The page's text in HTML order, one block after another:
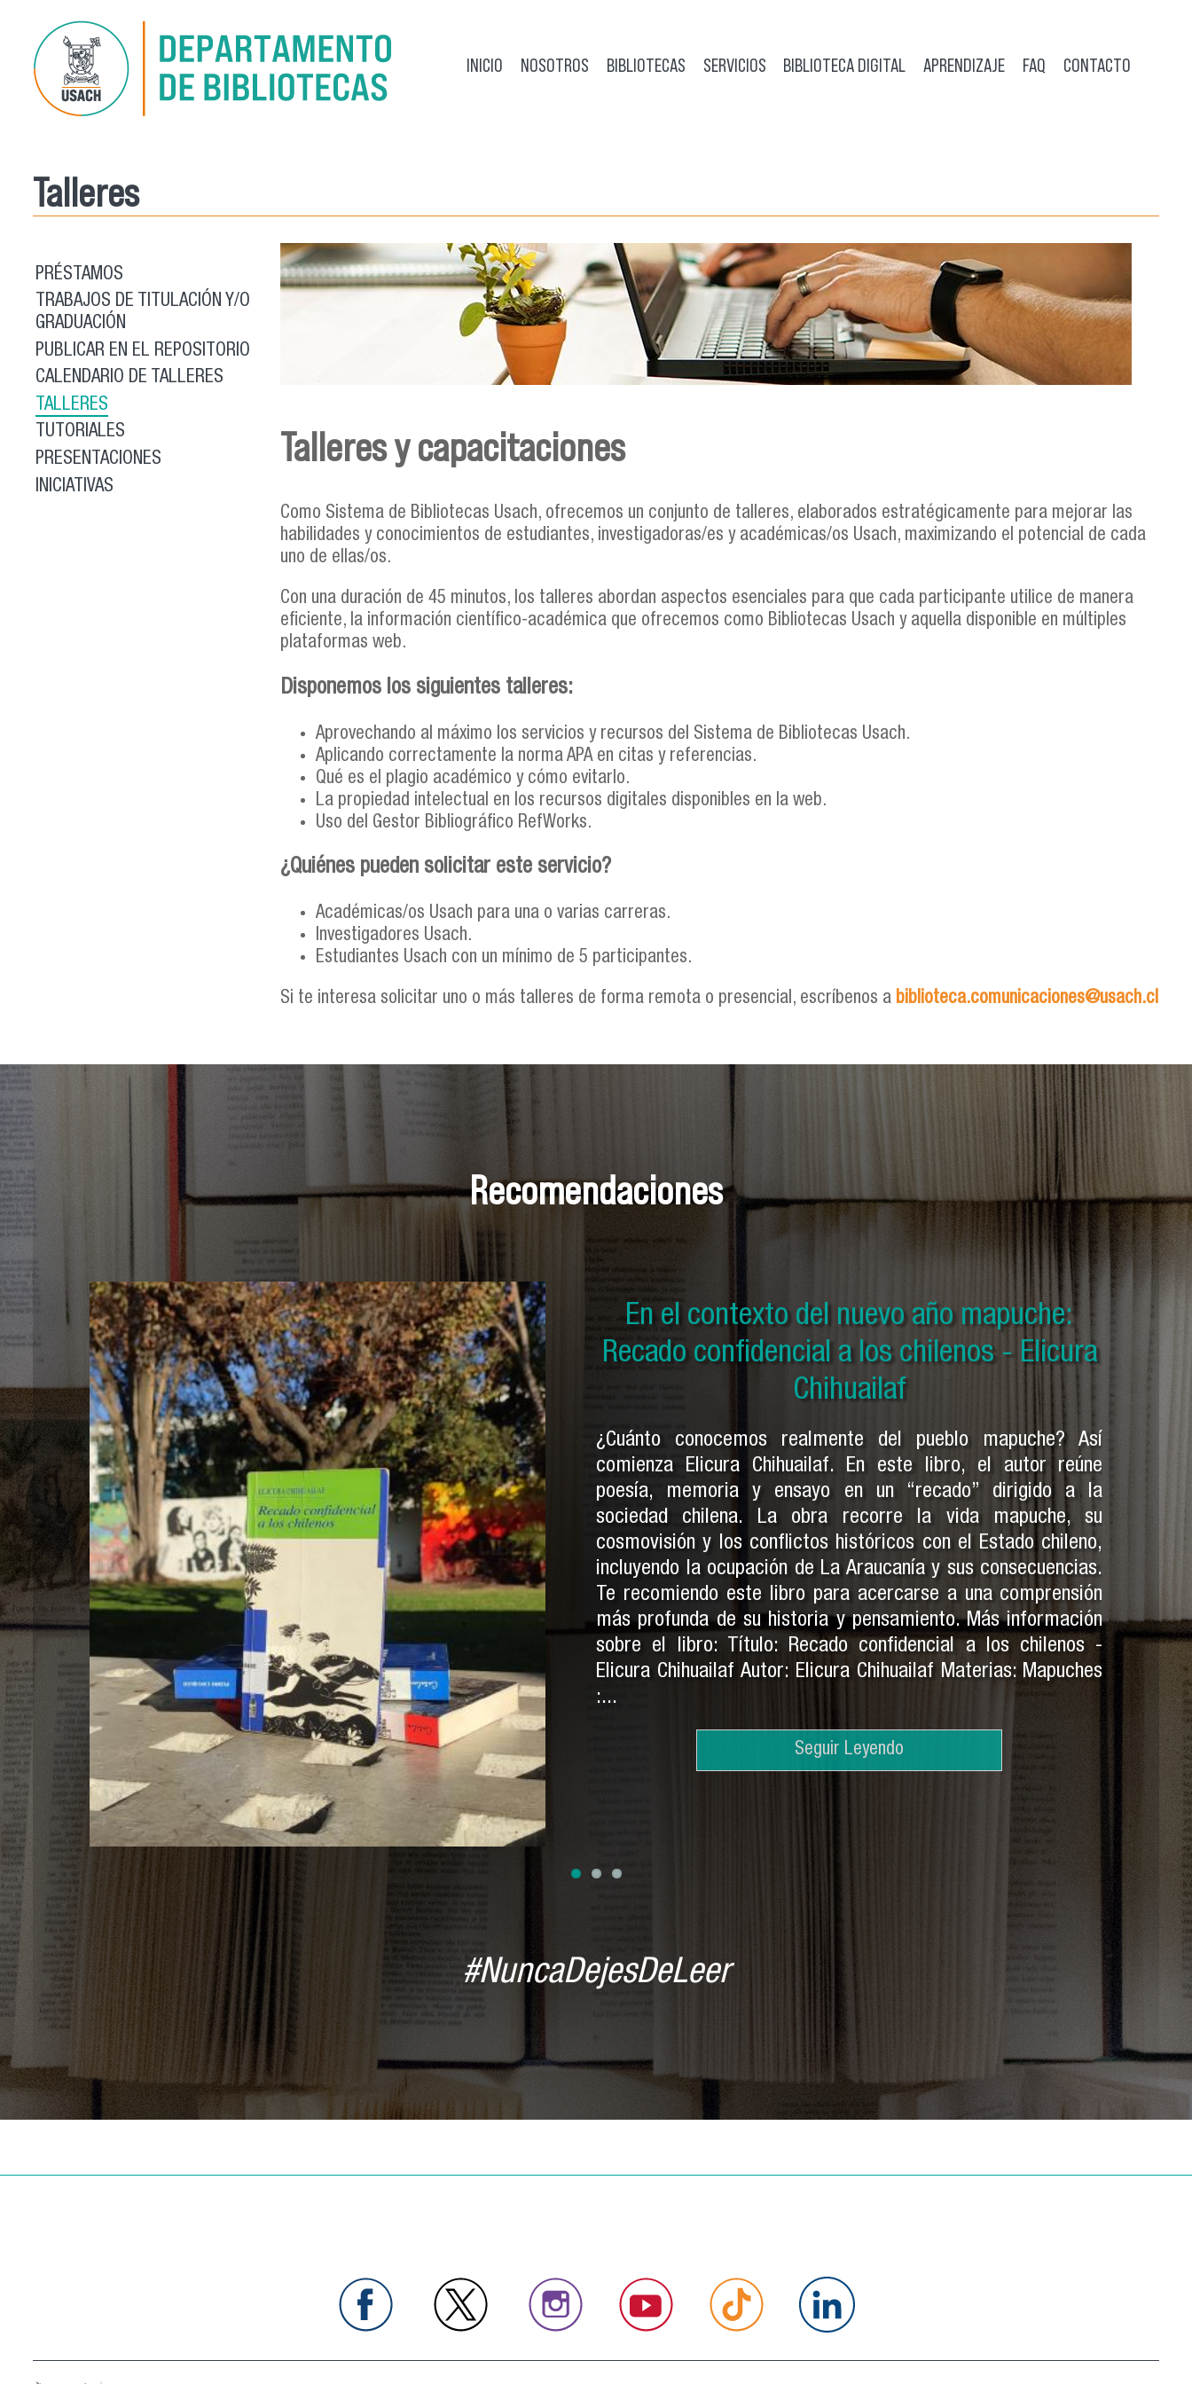
INICIO NOSOTROS BIBLIOTECAS SERVICIOS BIBLIOTECA DIGITAL APRENDIZAJE FAQ CONTACTO
Talleres
PRÉSTAMOS
TRABAJOS DE TITULACIÓN Y/O
GRADUACIÓN
PUBLICAR EN EL REPOSITORIO
CALENDARIO DE TALLERES
TALLERES
TUTORIALES
PRESENTACIONES
INICIATIVAS
Talleres y capacitaciones
Como Sistema de Bibliotecas Usach, ofrecemos un conjunto de talleres, elaborados estratégicamente para mejorar las
habilidades y conocimientos de estudiantes, investigadoras/es y académicas/os Usach, maximizando el potencial de cada
uno de ellas/os.
Con una duración de 45 minutos, los talleres abordan aspectos esenciales para que cada participante utilice de manera
eficiente, la información científico-académica que ofrecemos como Bibliotecas Usach y aquella disponible en múltiples
plataformas web.
Disponemos los siguientes talleres:
Aprovechando al máximo los servicios y recursos del Sistema de Bibliotecas Usach.
Aplicando correctamente la norma APA en citas y referencias.
Qué es el plagio académico y cómo evitarlo.
La propiedad intelectual en los recursos digitales disponibles en la web.
Uso del Gestor Bibliográfico RefWorks.
¿Quiénes pueden solicitar este servicio?
Académicas/os Usach para una o varias carreras.
Investigadores Usach.
Estudiantes Usach con un mínimo de 5 participantes.
Si te interesa solicitar uno o más talleres de forma remota o presencial, escríbenos a biblioteca.comunicaciones@usach.cl
Recomendaciones
En el contexto del nuevo año mapuche:
Recado confidencial a los chilenos - Elicura
Chihuailaf
¿Cuánto conocemos realmente del pueblo mapuche? Así
comienza Elicura Chihuailaf. En este libro, el autor reúne
poesía, memoria y ensayo en un “recado” dirigido a la
sociedad chilena. La obra recorre la vida mapuche, su
cosmovisión y los conflictos históricos con el Estado chileno,
incluyendo la ocupación de La Araucanía y sus consecuencias.
Te recomiendo este libro para acercarse a una comprensión
más profunda de su historia y pensamiento. Más información
sobre el libro: Título: Recado confidencial a los chilenos -
Elicura Chihuailaf Autor: Elicura Chihuailaf Materias: Mapuches
:...
Seguir Leyendo
En el contexto del nuevo año mapuche: Solo
por ser indios y otras crónicas mapuches -
Pedro Cayuqueo
Seguir Leyendo
En el contexto del nuevo año mapuche:
Historia secreta mapuche - Pedro Cayuqueo
#NuncaDejesDeLeer